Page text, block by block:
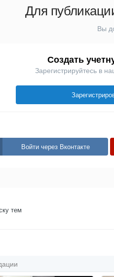
Для
Вы
Создать
Зарегистрируйтесь в
Войти через Вконтакте
тем